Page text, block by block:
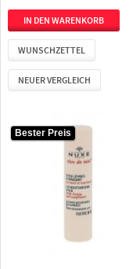
WUNSCHZETTEL
NEUER VERGLEICH
Bester Preis